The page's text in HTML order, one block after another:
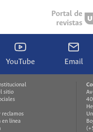
Portal de
revistas
YouTube Email
sitio
reclamos
en línea